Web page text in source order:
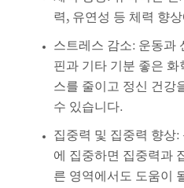
력, 유연성 등 체력 향
스트레스 감소: 운동과
핀과 기타 기분 좋은 화
스를 줄이고 정신 건강
수 있습니다.
집중력 및 집중력 향상
에 집중하면 집중력과
른 영역에서도 도움이